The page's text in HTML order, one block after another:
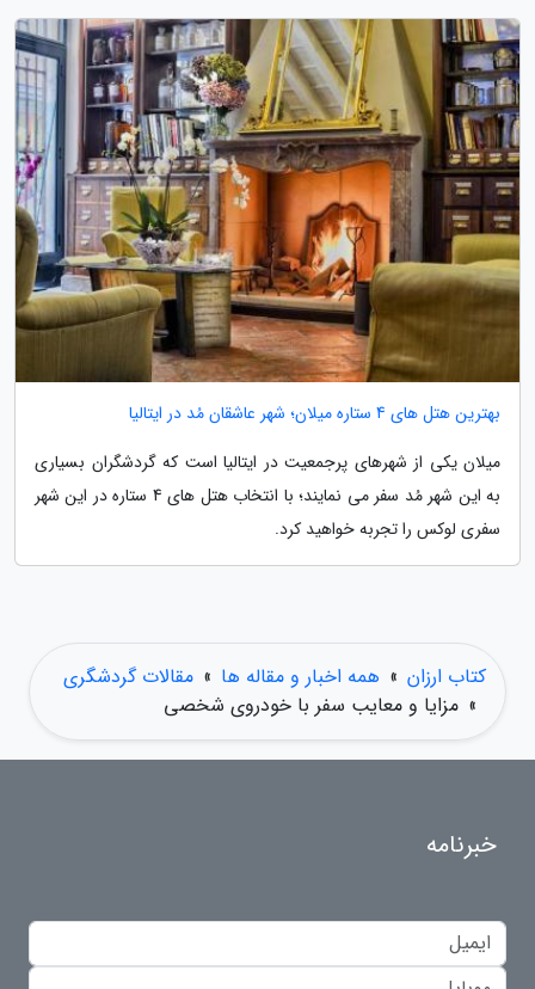
بهترین هتل های 4 ستاره میلان؛ شهر عاشقان مُد در ایتالیا
میلان یکی از شهرهای پرجمعیت در ایتالیا است که گردشگران بسیاری
به این شهر مُد سفر می نمایند؛ با انتخاب هتل های 4 ستاره در این شهر
سفری لوکس را تجربه خواهید کرد.
کتاب ارزان » همه اخبار و مقاله ها » مقالات گردشگری
» مزایا و معایب سفر با خودروی شخصی
خبرنامه